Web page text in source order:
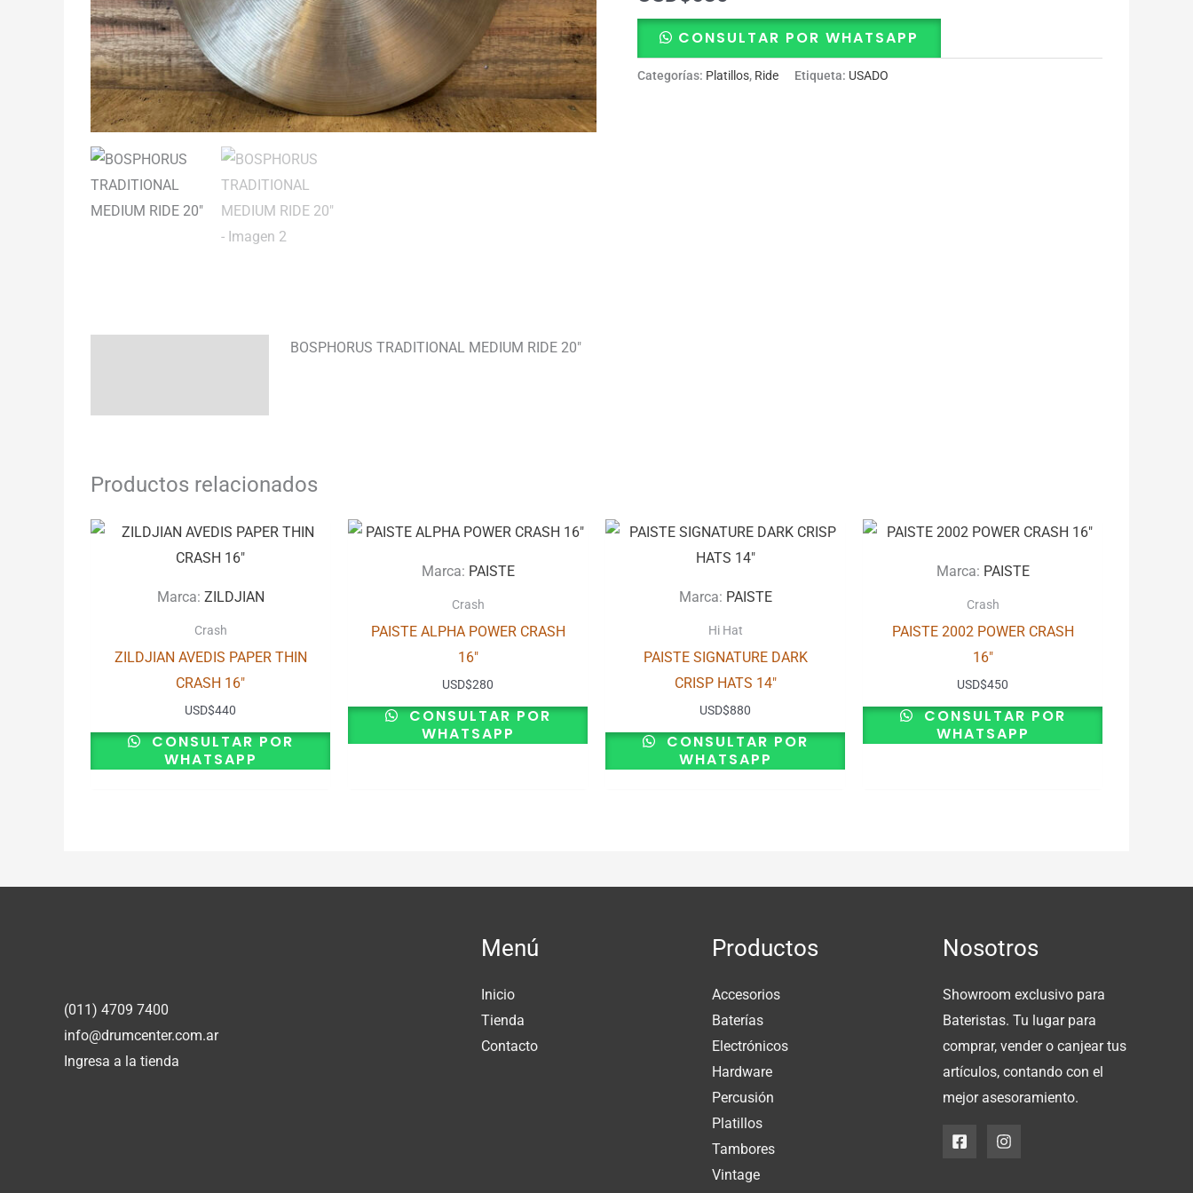
CONSULTAR POR WHATSAPP
Categorías: Platillos, Ride Etiqueta: USADO
BOSPHORUS TRADITIONAL MEDIUM RIDE 20″
Productos relacionados
Marca: ZILDJIAN
Crash
ZILDJIAN AVEDIS PAPER THIN
CRASH 16″
USD$440
CONSULTAR POR
WHATSAPP
Marca: PAISTE
Crash
PAISTE ALPHA POWER CRASH
16″
USD$280
CONSULTAR POR
WHATSAPP
Marca: PAISTE
Hi Hat
PAISTE SIGNATURE DARK
CRISP HATS 14″
USD$880
CONSULTAR POR
WHATSAPP
Marca: PAISTE
Crash
PAISTE 2002 POWER CRASH
16″
USD$450
CONSULTAR POR
WHATSAPP
(011) 4709 7400
info@drumcenter.com.ar
Ingresa a la tienda
Menú
Inicio
Tienda
Contacto
Productos
Accesorios
Baterías
Electrónicos
Hardware
Percusión
Platillos
Tambores
Vintage
Nosotros
Showroom exclusivo para
Bateristas. Tu lugar para
comprar, vender o canjear tus
artículos, contando con el
mejor asesoramiento.